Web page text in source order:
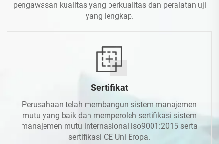
pengawasan kualitas yang berkualitas dan peralatan uji
yang lengkap.
Sertifikat
Perusahaan telah membangun sistem manajemen
mutu yang baik dan memperoleh sertifikasi sistem
manajemen mutu internasional iso9001:2015 serta
sertifikasi CE Uni Eropa.